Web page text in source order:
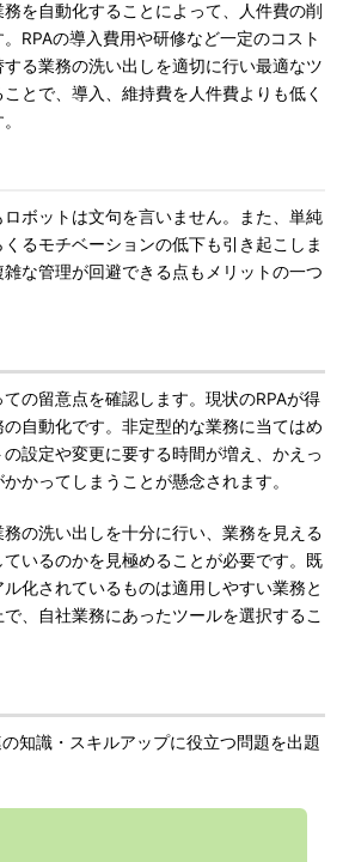
を自動化することによって、人件費の削
RPAの導入費用や研修など一定のコスト
る業務の洗い出しを適切に行い最適なツ
とで、導入、維持費を人件費よりも低く
ボットは文句を言いません。また、単純
るモチベーションの低下も引き起こしま
な管理が回避できる点もメリットの一つ
の留意点を確認します。現状のRPAが得
自動化です。非定型的な業務に当てはめ
設定や変更に要する時間が増え、かえっ
かってしまうことが懸念されます。
の洗い出しを十分に行い、業務を見える
いるのかを見極めることが必要です。既
化されているものは適用しやすい業務と
、自社業務にあったツールを選択するこ
知識・スキルアップに役立つ問題を出題